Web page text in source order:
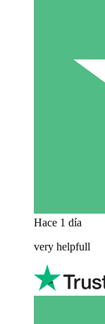
Hace 1 día
very helpfull